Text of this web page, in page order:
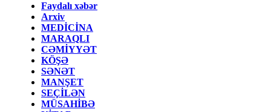
Faydalı xəbər
Arxiv
MEDİCİNA
MARAQLI
CƏMİYYƏT
KÖŞƏ
SƏNƏT
MANŞET
SEÇİLƏN
MÜSAHİBƏ